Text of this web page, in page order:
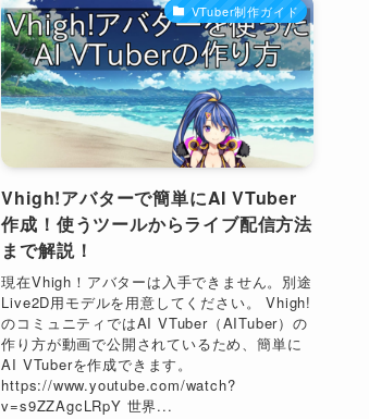
VTuber制作ガイド
Vhigh!アバターで簡単にAI VTuber
作成！使うツールからライブ配信方法
まで解説！
現在Vhigh！アバターは入手できません。別途
Live2D用モデルを用意してください。 Vhigh!
のコミュニティではAI VTuber（AITuber）の
作り方が動画で公開されているため、簡単に
AI VTuberを作成できます。
https://www.youtube.com/watch?
v=s9ZZAgcLRpY 世界...